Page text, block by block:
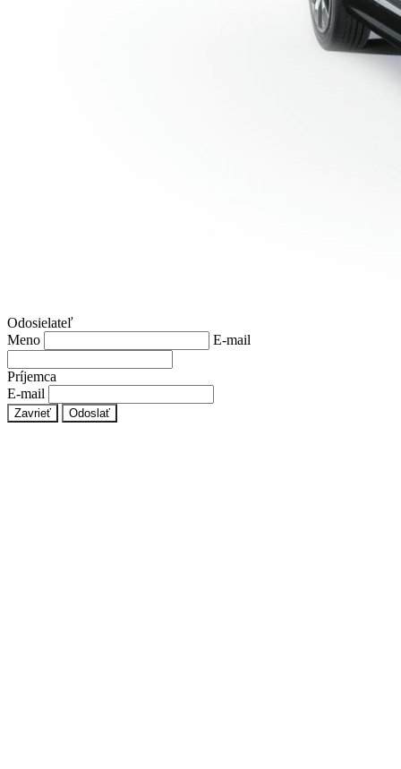
Odosielateľ
Meno
E-mail
Príjemca
E-mail
Zavrieť Odoslať